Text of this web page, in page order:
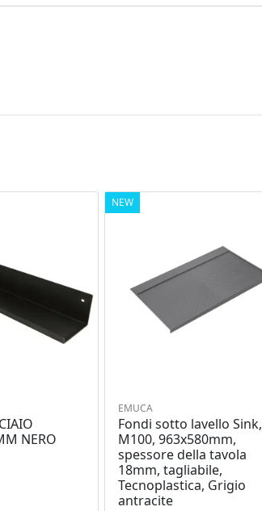
NERO
NEW
EMUCA
Fondi sotto lavello Sink,
M100, 963x580mm,
spessore della tavola
18mm, tagliabile,
Tecnoplastica, Grigio
antracite